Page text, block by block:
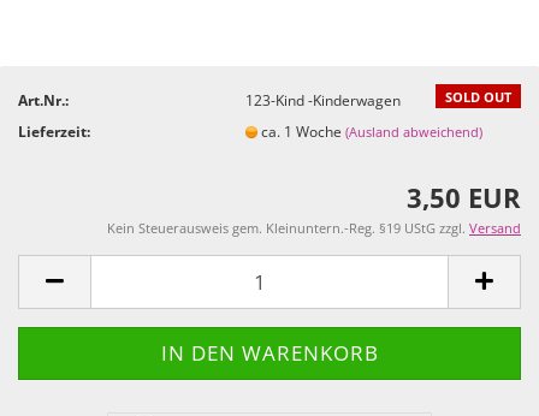
SOLD OUT
Art.Nr.:
123-Kind -Kinderwagen
Lieferzeit:
ca. 1 Woche(Ausland abweichend)
3,50 EUR
Kein Steuerausweis gem. Kleinuntern.-Reg. §19 UStG zzgl. Versand